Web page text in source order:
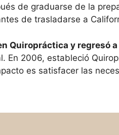
de graduarse de la
de trasladarse a
Quiropráctica y regresó
En 2006, estableció
es satisfacer las